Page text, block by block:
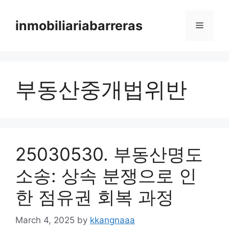
contentinmobiliariabarreras Menu
부동산중개법위반
25030530. 부동산명도
소송: 상속 분쟁으로 인
한 점유권 회복 과정
March 4, 2025 by kkangnaaa